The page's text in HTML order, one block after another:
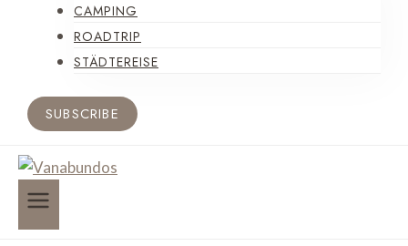
CAMPING
ROADTRIP
STÄDTEREISE
SUBSCRIBE